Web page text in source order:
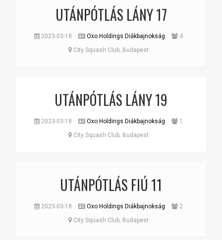
UTÁNPÓTLÁS LÁNY 17
2023-03-18 Oxo Holdings Diákbajnokság
4
City Squash Club, Budapest
UTÁNPÓTLÁS LÁNY 19
2023-03-18 Oxo Holdings Diákbajnokság
1
City Squash Club, Budapest
UTÁNPÓTLÁS FIÚ 11
2023-03-18 Oxo Holdings Diákbajnokság
2
City Squash Club, Budapest